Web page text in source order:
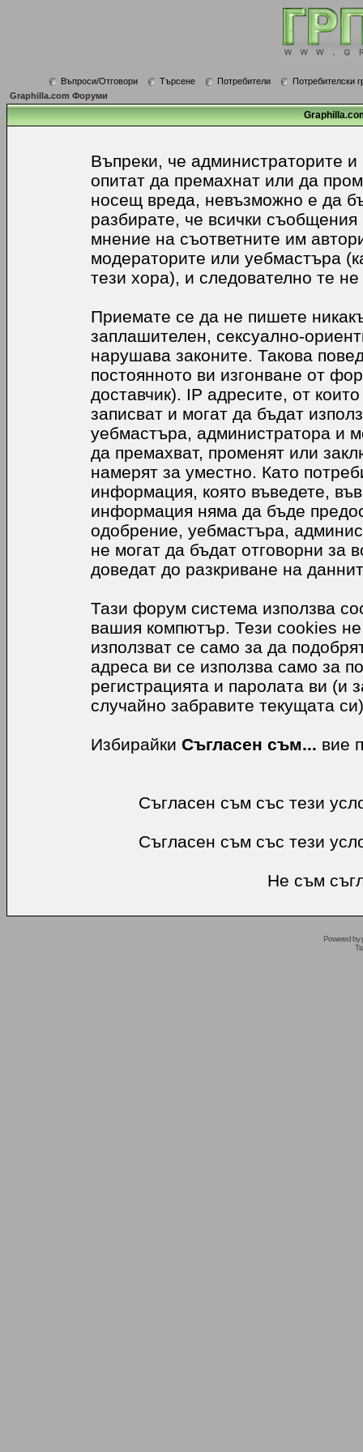
Въпроси/Отговори Търсене Потребители
Потребителски
Graphilla.com Форуми
Въпреки, че администраторите
опитат да премахнат или да
носещ вреда, невъзможно е да
разбирате, че всички
мнение на съответните им
модераторите или уебмастъра
тези хора), и следователно те не
Приемате се да не пишете
заплашителен, сексуално-
нарушава законите. Такова
постоянното ви изгонване от
доставчик). IP адресите, от
записват и могат да бъдат
уебмастъра, администратора и
да премахват, променят или
намерят за уместно. Като
информация, която въведете,
информация няма да бъде
одобрение, уебмастъра,
не могат да бъдат отговорни за
доведат до разкриване на
Тази форум система използва
вашия компютър. Тези cookies
използват се само за да
адреса ви се използва само за
регистрацията и паролата ви (и
случайно забравите текущата
Избирайки Съгласен съм... вие
Съгласен съм със тези
Съгласен съм със тези
Не съм
Powered by